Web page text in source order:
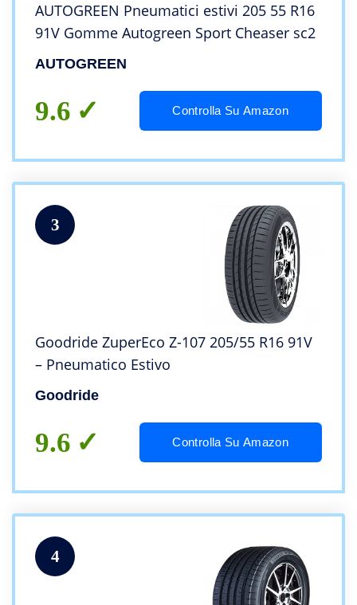
AUTOGREEN Pneumatici estivi 205 55 R16
91V Gomme Autogreen Sport Cheaser sc2
AUTOGREEN
9.6 Controlla Su Amazon
3
Goodride ZuperEco Z-107 205/55 R16 91V
– Pneumatico Estivo
Goodride
9.6 Controlla Su Amazon
4